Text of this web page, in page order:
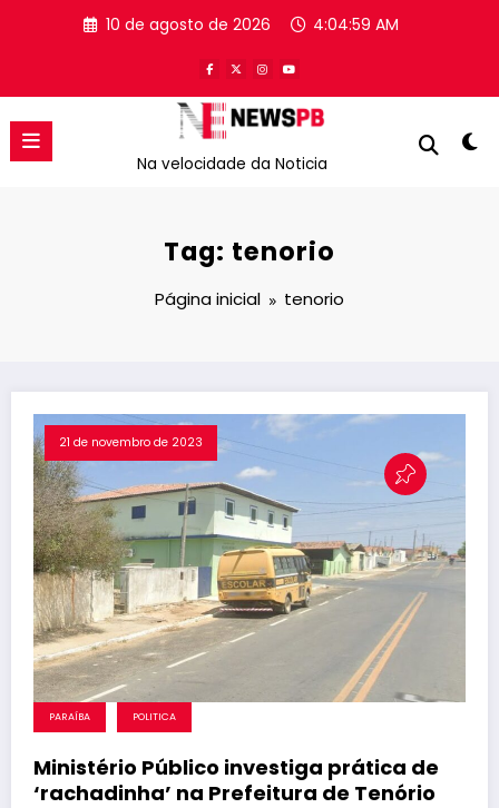
10 de agosto de 2026 4:04:59 AM
Na velocidade da Noticia
Tag: tenorio
Página inicial tenorio
21 de novembro de 2023
PARAÍBA POLITICA
Ministério Público investiga prática de
‘rachadinha’ na Prefeitura de Tenório